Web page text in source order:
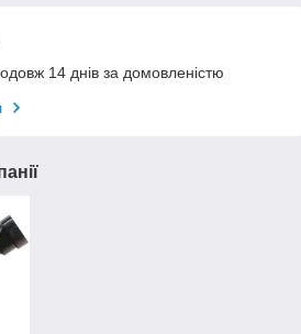
14 днів за домовленістю